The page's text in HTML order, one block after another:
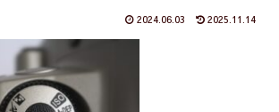
2024.06.03 2025.11.14